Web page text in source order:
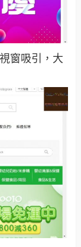
窗吸引，大